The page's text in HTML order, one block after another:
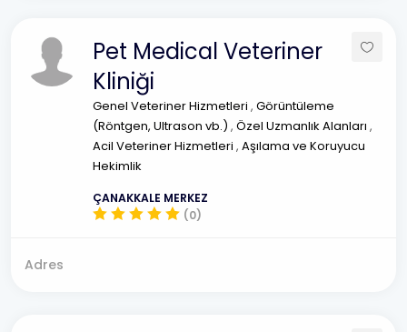
Pet Medical Veteriner
Kliniği
Genel Veteriner Hizmetleri , Görüntüleme
(Röntgen, Ultrason vb.) , Özel Uzmanlık Alanları ,
Acil Veteriner Hizmetleri , Aşılama ve Koruyucu
Hekimlik
ÇANAKKALE MERKEZ
(0)
Adres